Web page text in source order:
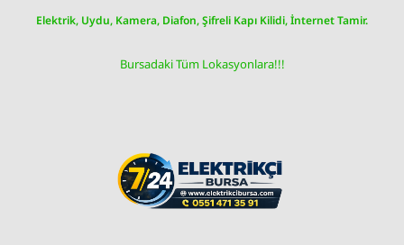
Elektrik, Uydu, Kamera, Diafon, Şifreli Kapı Kilidi, İnternet Tamir.
Bursadaki Tüm Lokasyonlara!!!